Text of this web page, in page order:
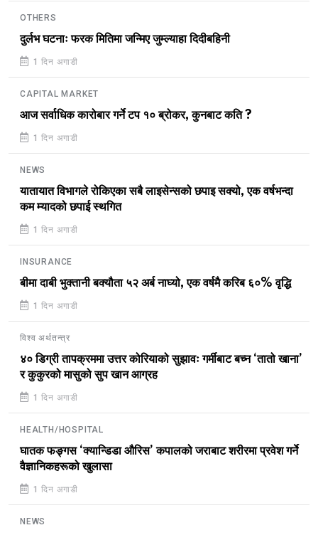
OTHERS
दुर्लभ घटनाः फरक मितिमा जन्मिए जुम्ल्याहा दिदीबहिनी
1 दिन अगाडी
CAPITAL MARKET
आज सर्वाधिक कारोबार गर्ने टप १० ब्रोकर, कुनबाट कति ?
1 दिन अगाडी
NEWS
यातायात विभागले रोकिएका सबै लाइसेन्सको छपाइ सक्यो, एक वर्षभन्दा
कम म्यादको छपाई स्थगित
1 दिन अगाडी
INSURANCE
बीमा दाबी भुक्तानी बक्यौता ५२ अर्ब नाघ्यो, एक वर्षमै करिब ६०% वृद्धि
1 दिन अगाडी
विश्व अर्थतन्त्र
४० डिग्री तापक्रममा उत्तर कोरियाको सुझावः गर्मीबाट बच्न ‘तातो खाना’
र कुकुरको मासुको सुप खान आग्रह
1 दिन अगाडी
HEALTH/HOSPITAL
घातक फङ्गस ‘क्यान्डिडा औरिस’ कपालको जराबाट शरीरमा प्रवेश गर्ने
वैज्ञानिकहरूको खुलासा
1 दिन अगाडी
NEWS